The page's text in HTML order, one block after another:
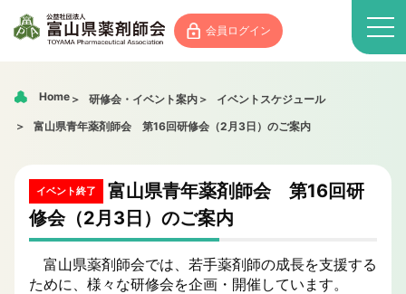
会員ログイン
Home 研修会・イベント案内
イベントスケジュール
富山県青年薬剤師会 第16回研修会（2月3日）のご案内
イベント終了
富山県青年薬剤師会 第16回研
修会（2月3日）のご案内
富山県薬剤師会では、若手薬剤師の成長を支援する
ために、様々な研修会を企画・開催しています。